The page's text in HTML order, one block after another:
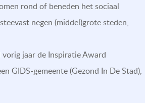
rond of beneden het sociaal
negen (middel)grote steden,
jaar de Inspiratie Award
GIDS-gemeente (Gezond In De Stad),